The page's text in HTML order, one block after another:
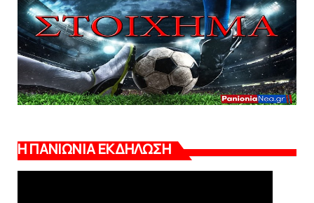
Η ΠΑΝΙΩΝΙΑ ΕΚΔΗΛΩΣΗ